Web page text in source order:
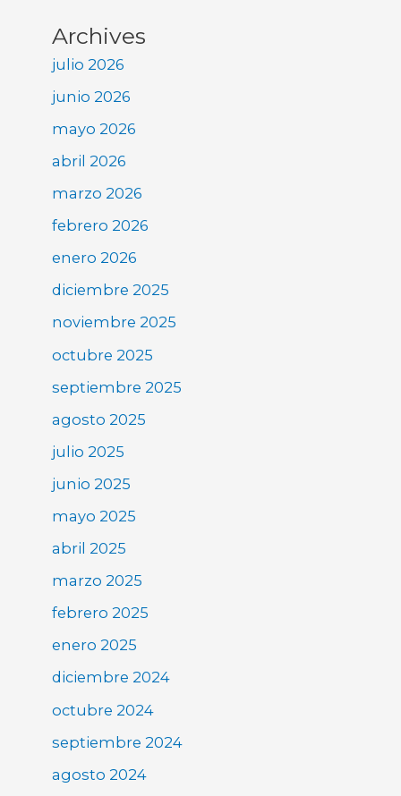
Archives
julio 2026
junio 2026
mayo 2026
abril 2026
marzo 2026
febrero 2026
enero 2026
diciembre 2025
noviembre 2025
octubre 2025
septiembre 2025
agosto 2025
julio 2025
junio 2025
mayo 2025
abril 2025
marzo 2025
febrero 2025
enero 2025
diciembre 2024
octubre 2024
septiembre 2024
agosto 2024